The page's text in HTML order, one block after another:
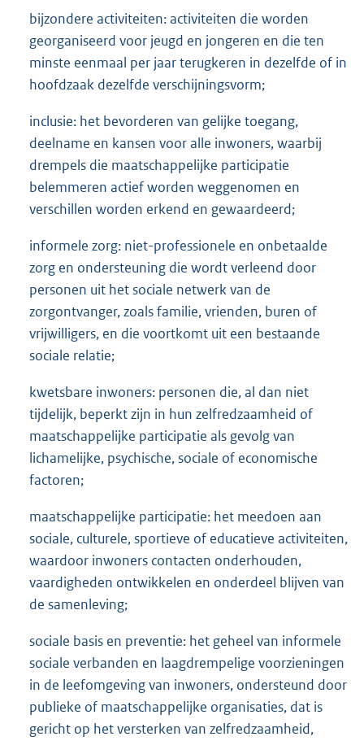
bijzondere activiteiten: activiteiten die worden
georganiseerd voor jeugd en jongeren en die ten
minste eenmaal per jaar terugkeren in dezelfde of in
hoofdzaak dezelfde verschijningsvorm;
inclusie: het bevorderen van gelijke toegang,
deelname en kansen voor alle inwoners, waarbij
drempels die maatschappelijke participatie
belemmeren actief worden weggenomen en
verschillen worden erkend en gewaardeerd;
informele zorg: niet-professionele en onbetaalde
zorg en ondersteuning die wordt verleend door
personen uit het sociale netwerk van de
zorgontvanger, zoals familie, vrienden, buren of
vrijwilligers, en die voortkomt uit een bestaande
sociale relatie;
kwetsbare inwoners: personen die, al dan niet
tijdelijk, beperkt zijn in hun zelfredzaamheid of
maatschappelijke participatie als gevolg van
lichamelijke, psychische, sociale of economische
factoren;
maatschappelijke participatie: het meedoen aan
sociale, culturele, sportieve of educatieve activiteiten,
waardoor inwoners contacten onderhouden,
vaardigheden ontwikkelen en onderdeel blijven van
de samenleving;
sociale basis en preventie: het geheel van informele
sociale verbanden en laagdrempelige voorzieningen
in de leefomgeving van inwoners, ondersteund door
publieke of maatschappelijke organisaties, dat is
gericht op het versterken van zelfredzaamheid,